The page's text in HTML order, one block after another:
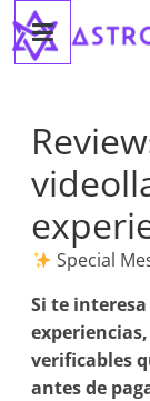
Saltar
contenido
Special
Si te interesa
experiencias
verificables
antes de